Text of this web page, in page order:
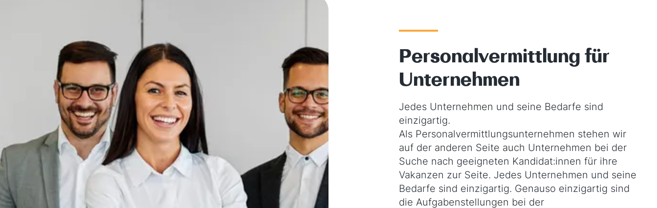
Personalvermittlung für
Unternehmen
Jedes Unternehmen und seine Bedarfe sind
einzigartig.
Als Personalvermittlungsunternehmen stehen wir
auf der anderen Seite auch Unternehmen bei der
Suche nach geeigneten Kandidat:innen für ihre
Vakanzen zur Seite. Jedes Unternehmen und seine
Bedarfe sind einzigartig. Genauso einzigartig sind
die Aufgabenstellungen bei der